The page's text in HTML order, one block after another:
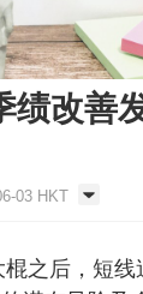
绩改善
03 HKT
之后，短